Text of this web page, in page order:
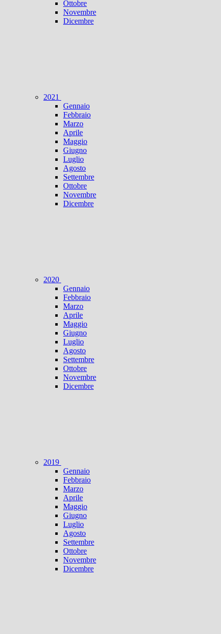
Ottobre
Novembre
Dicembre
2021
Gennaio
Febbraio
Marzo
Aprile
Maggio
Giugno
Luglio
Agosto
Settembre
Ottobre
Novembre
Dicembre
2020
Gennaio
Febbraio
Marzo
Aprile
Maggio
Giugno
Luglio
Agosto
Settembre
Ottobre
Novembre
Dicembre
2019
Gennaio
Febbraio
Marzo
Aprile
Maggio
Giugno
Luglio
Agosto
Settembre
Ottobre
Novembre
Dicembre